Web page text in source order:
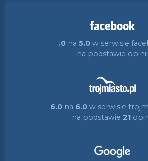
.0na 5.0w serwisie
na podstawie opinii
6.0na 6.0w serwisie
na podstawie 21